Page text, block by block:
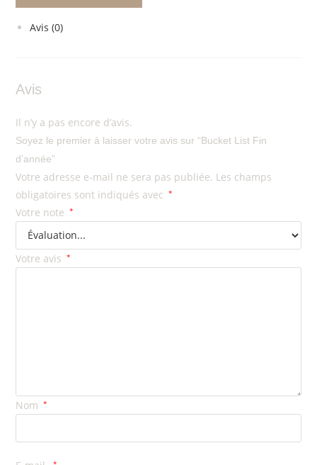
Avis (0)
Avis
Il n’y a pas encore d’avis.
Soyez le premier à laisser votre avis sur “Bucket List Fin
d’année”
Votre adresse e-mail ne sera pas publiée. Les champs
obligatoires sont indiqués avec
*
Votre note *
Votre avis *
Nom *